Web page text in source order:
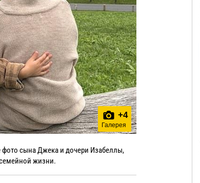
+4
Галерея
фото сына Джека и дочери Изабеллы,
жизни.